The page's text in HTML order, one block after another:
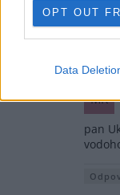
OPT OUT
Data
MK
pan